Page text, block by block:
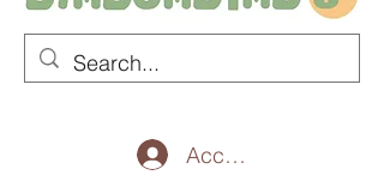
Accedi